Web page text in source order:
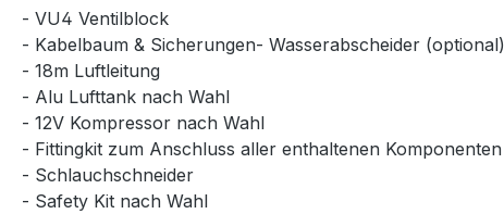
- VU4 Ventilblock
- Kabelbaum & Sicherungen- Wasserabscheider (optional)
- 18m Luftleitung
- Alu Lufttank nach Wahl
- 12V Kompressor nach Wahl
- Fittingkit zum Anschluss aller enthaltenen Komponenten
- Schlauchschneider
- Safety Kit nach Wahl